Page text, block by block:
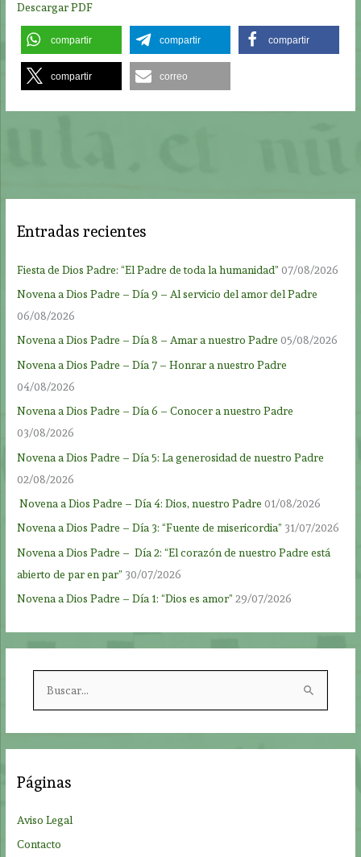
Descargar PDF
compartir compartir compartir
compartir correo
Entradas recientes
Fiesta de Dios Padre: “El Padre de toda la humanidad” 07/08/2026
Novena a Dios Padre – Día 9 – Al servicio del amor del Padre
06/08/2026
Novena a Dios Padre – Día 8 – Amar a nuestro Padre 05/08/2026
Novena a Dios Padre – Día 7 – Honrar a nuestro Padre
04/08/2026
Novena a Dios Padre – Día 6 – Conocer a nuestro Padre
03/08/2026
Novena a Dios Padre – Día 5: La generosidad de nuestro Padre
02/08/2026
Novena a Dios Padre – Día 4: Dios, nuestro Padre 01/08/2026
Novena a Dios Padre – Día 3: “Fuente de misericordia” 31/07/2026
Novena a Dios Padre – Día 2: “El corazón de nuestro Padre está
abierto de par en par” 30/07/2026
Novena a Dios Padre – Día 1: “Dios es amor” 29/07/2026
c
r
Páginas
Aviso Legal
Contacto